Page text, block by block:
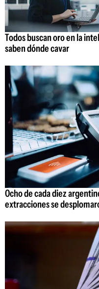
Todos buscan oro en la
saben dónde cavar
Ocho de cada diez
extracciones se